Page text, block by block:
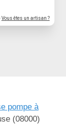
Vous êtes un artisan ?
pompe à
(08000)